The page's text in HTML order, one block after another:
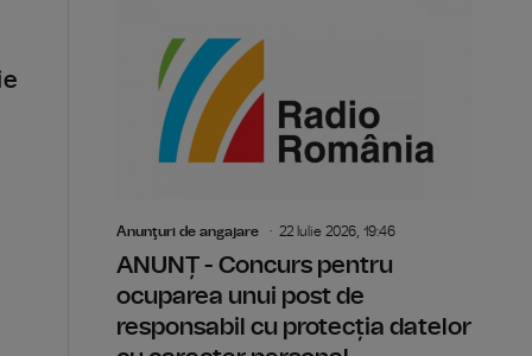
Anunţuri de angajare 22 Iulie 2026, 19:46
ANUNȚ - Concurs pentru
ocuparea unui post de
responsabil cu protecția datelor